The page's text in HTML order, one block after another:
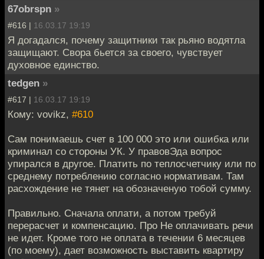
67obrspn »
#616 | 16.03.17 19:19
Я догадался, почему защитники так рьяно водятла
защищают. Свора бьется за своего, чувствует
духовное единство.
tedgen »
#617 | 16.03.17 19:19
Кому: vovikz, #610
Сам понимаешь счет в 100 000 это или ошибка или
криминал со стороны УК. У правовЭда вопрос
упирался в другое. Платить по теплосчетчику или по
среднему потреблению согласно нормативам. Там
расхождение не тянет на обозначеную тобой сумму.
Правильно. Сначала оплати, а потом требуй
перерасчет и компенсацию. Про Не оплачивать речи
не идет. Кроме того не оплата в течении 6 месяцев
(по моему), дает возможность выставить квартиру